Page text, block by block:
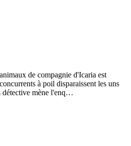
de compagnie d'Icaria est
à poil disparaissent les uns
mène l'enq…